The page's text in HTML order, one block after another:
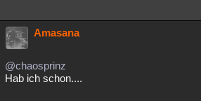
Amasana
@chaosprinz
Hab ich schon....